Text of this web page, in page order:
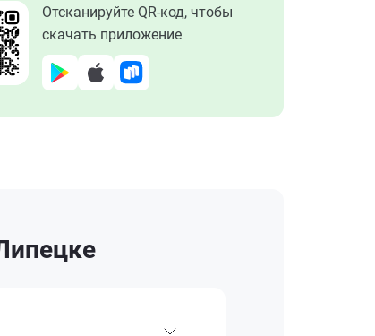
Отсканируйте QR-код, чтобы
скачать приложение